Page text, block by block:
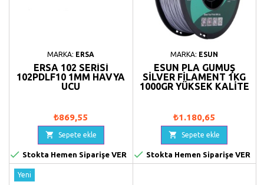
MARKA: ERSA
ERSA 102 SERISI
102PDLF10 1MM HAVYA
UCU
₺869,55
 Sepete ekle
 Stokta Hemen Siparişe VER
MARKA: ESUN
ESUN PLA GÜMÜŞ
SILVER FILAMENT 1KG
1000GR YÜKSEK KALITE
₺1.180,65
 Sepete ekle
 Stokta Hemen Siparişe VER
Yeni